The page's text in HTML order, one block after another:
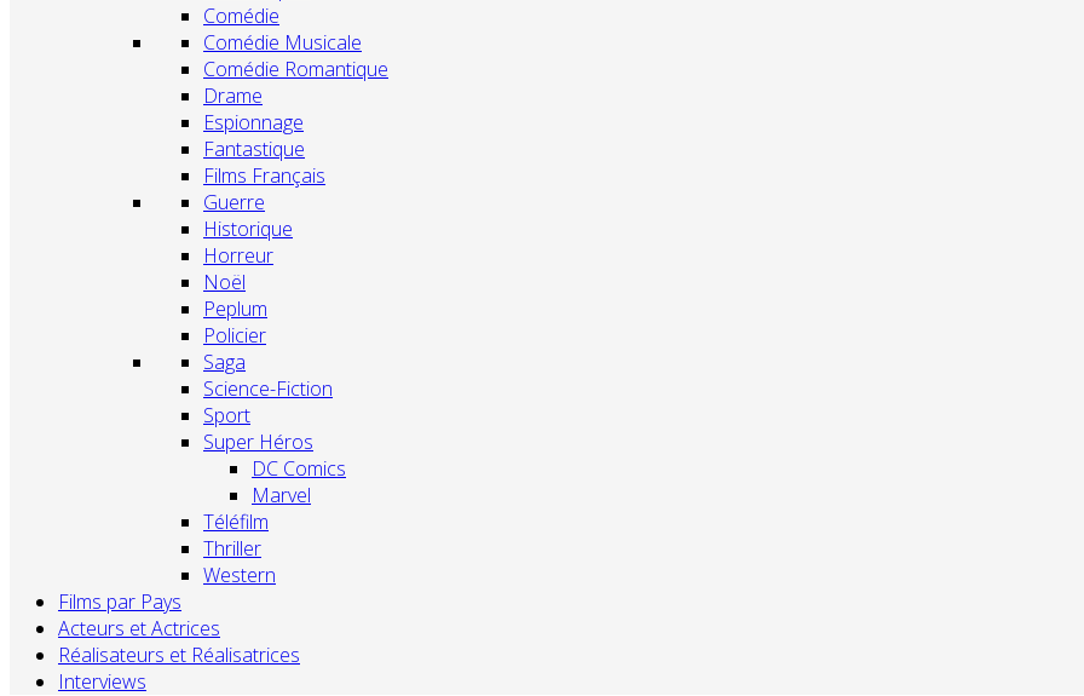
Comédie
Comédie Musicale
Comédie Romantique
Drame
Espionnage
Fantastique
Films Français
Guerre
Historique
Horreur
Noël
Peplum
Policier
Saga
Science-Fiction
Sport
Super Héros
DC Comics
Marvel
Téléfilm
Thriller
Western
Films par Pays
Acteurs et Actrices
Réalisateurs et Réalisatrices
Interviews